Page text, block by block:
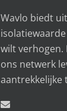
Wavlo biedt
wilt
ons netwerk
aantrekkelijke